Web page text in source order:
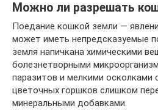
Можно ли разрешать
Поедание кошкой земли —
может иметь непредсказуемые
земля напичкана химическими
болезнетворными
паразитов и мелкими осколками
цветочных горшков слишком
минеральными добавками.